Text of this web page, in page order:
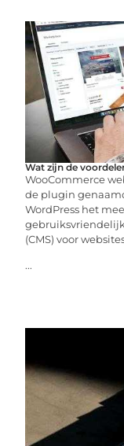
Wat zijn de
WooCommerce
de plugin
WordPress het
(CMS) voor
...